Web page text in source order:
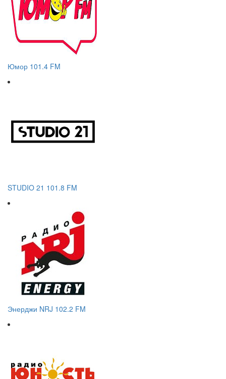
Юмор 101.4 FM
STUDIO 21 101.8 FM
Энерджи NRJ 102.2 FM